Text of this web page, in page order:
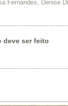
Fernandes, Denise
deve ser feito